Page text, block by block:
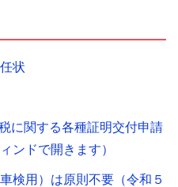
状
に関する各種証明交付申請
ンドで開きます）
検用）は原則不要（令和５